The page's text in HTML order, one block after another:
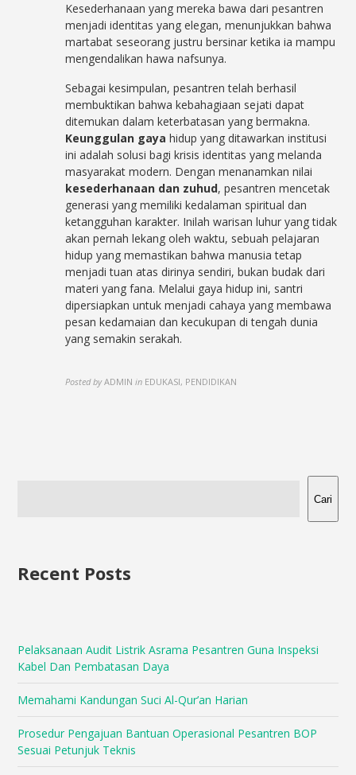
Kesederhanaan yang mereka bawa dari pesantren
menjadi identitas yang elegan, menunjukkan bahwa
martabat seseorang justru bersinar ketika ia mampu
mengendalikan hawa nafsunya.
Sebagai kesimpulan, pesantren telah berhasil
membuktikan bahwa kebahagiaan sejati dapat
ditemukan dalam keterbatasan yang bermakna.
Keunggulan gaya hidup yang ditawarkan institusi
ini adalah solusi bagi krisis identitas yang melanda
masyarakat modern. Dengan menanamkan nilai
kesederhanaan dan zuhud, pesantren mencetak
generasi yang memiliki kedalaman spiritual dan
ketangguhan karakter. Inilah warisan luhur yang tidak
akan pernah lekang oleh waktu, sebuah pelajaran
hidup yang memastikan bahwa manusia tetap
menjadi tuan atas dirinya sendiri, bukan budak dari
materi yang fana. Melalui gaya hidup ini, santri
dipersiapkan untuk menjadi cahaya yang membawa
pesan kedamaian dan kecukupan di tengah dunia
yang semakin serakah.
Posted by ADMIN in EDUKASI, PENDIDIKAN
Cari
Recent Posts
Pelaksanaan Audit Listrik Asrama Pesantren Guna Inspeksi
Kabel Dan Pembatasan Daya
Memahami Kandungan Suci Al-Qur’an Harian
Prosedur Pengajuan Bantuan Operasional Pesantren BOP
Sesuai Petunjuk Teknis